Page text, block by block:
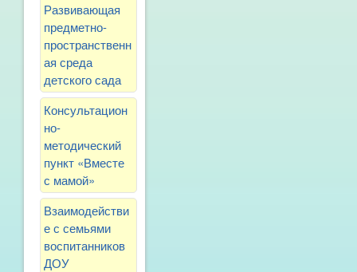
Развивающая
предметно-
пространственн
ая среда
детского сада
Консультацион
но-
методический
пункт «Вместе
с мамой»
Взаимодействи
е с семьями
воспитанников
ДОУ